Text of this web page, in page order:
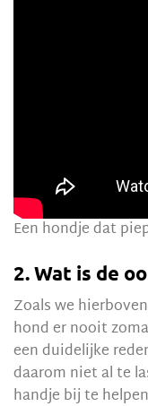
Een hondje dat
2. Wat is de
Zoals we
hond er nooit
een duidelijke
daarom niet al te
handje bij te